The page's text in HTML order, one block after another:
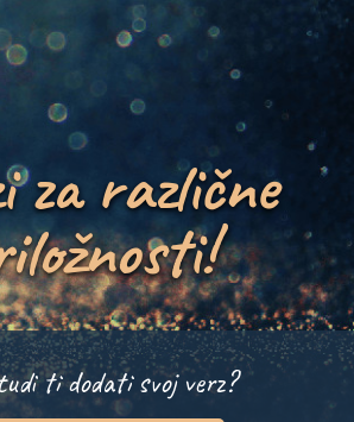
za različne
ti dodati svoj verz?